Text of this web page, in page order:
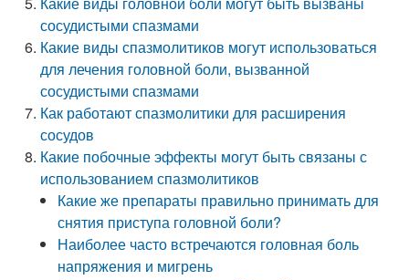
сосудистыми спазмами
Какие виды спазмолитиков могут использоваться
для лечения головной боли, вызванной
сосудистыми спазмами
Как работают спазмолитики для расширения
сосудов
Какие побочные эффекты могут быть связаны с
использованием спазмолитиков
Какие же препараты правильно принимать для
снятия приступа головной боли?
Наиболее часто встречаются головная боль
напряжения и мигрень